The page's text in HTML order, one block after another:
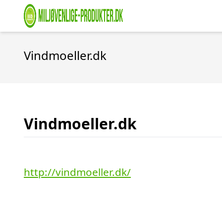
Vindmoeller.dk
Vindmoeller.dk
http://vindmoeller.dk/